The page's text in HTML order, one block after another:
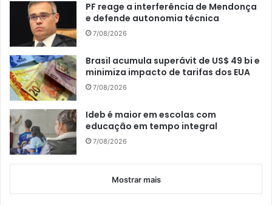
PF reage a interferência de Mendonça
e defende autonomia técnica
7/08/2026
Brasil acumula superávit de US$ 49 bi e
minimiza impacto de tarifas dos EUA
7/08/2026
Ideb é maior em escolas com
educação em tempo integral
7/08/2026
Mostrar mais